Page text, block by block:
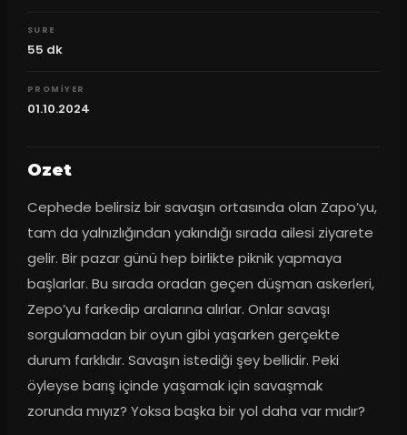
SURE
55 dk
PROMIYER
01.10.2024
Ozet
Cephede belirsiz bir savaşın ortasında olan Zapo’yu,
tam da yalnızlığından yakındığı sırada ailesi ziyarete
gelir. Bir pazar günü hep birlikte piknik yapmaya
başlarlar. Bu sırada oradan geçen düşman askerleri,
Zepo’yu farkedip aralarına alırlar. Onlar savaşı
sorgulamadan bir oyun gibi yaşarken gerçekte
durum farklıdır. Savaşın istediği şey bellidir. Peki
öyleyse barış içinde yaşamak için savaşmak
zorunda mıyız? Yoksa başka bir yol daha var mıdır?